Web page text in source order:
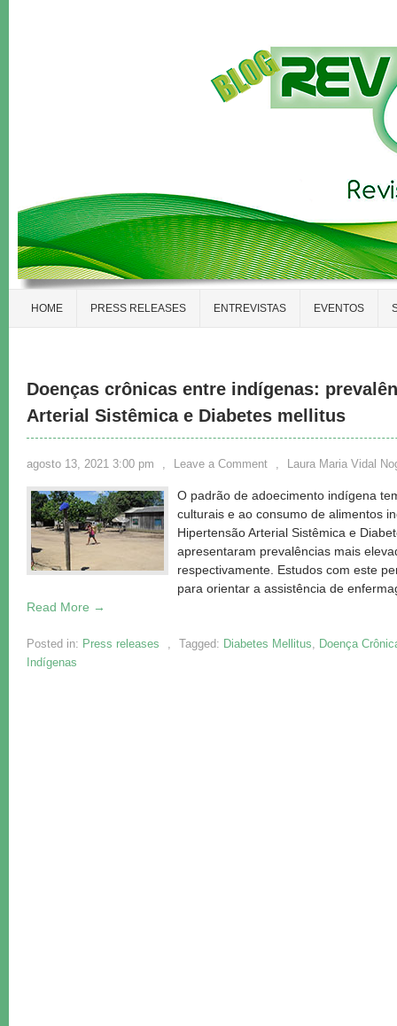
HOME PRESS RELEASES ENTREVISTAS EVENTOS
Doenças crônicas entre indígenas:
Arterial Sistêmica e Diabetes mellitus
agosto 13, 2021 3:00 pm , Leave a Comment , Laura Maria Vidal
O padrão de adoecimento indígena
culturais e ao consumo de alimentos
Hipertensão Arterial Sistêmica e
apresentaram prevalências mais
respectivamente. Estudos com este
para orientar a assistência de
Read More →
Posted in: Press releases , Tagged: Diabetes Mellitus, Doença
Indígenas